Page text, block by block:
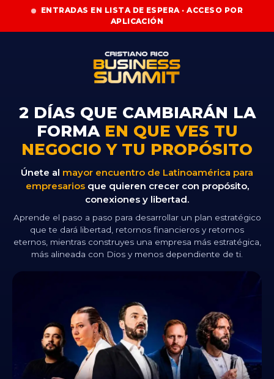
ENTRADAS EN LISTA DE ESPERA · ACCESO POR
APLICACIÓN
2 DÍAS QUE CAMBIARÁN LA
FORMA EN QUE VES TU
NEGOCIO Y TU PROPÓSITO
Únete al mayor encuentro de Latinoamérica para
empresariosque quieren crecer con propósito,
conexiones y libertad.
Aprende el paso a paso para desarrollar un plan estratégico
que te dará libertad, retornos financieros y retornos
eternos, mientras construyes una empresa más estratégica,
más alineada con Dios y menos dependiente de ti.